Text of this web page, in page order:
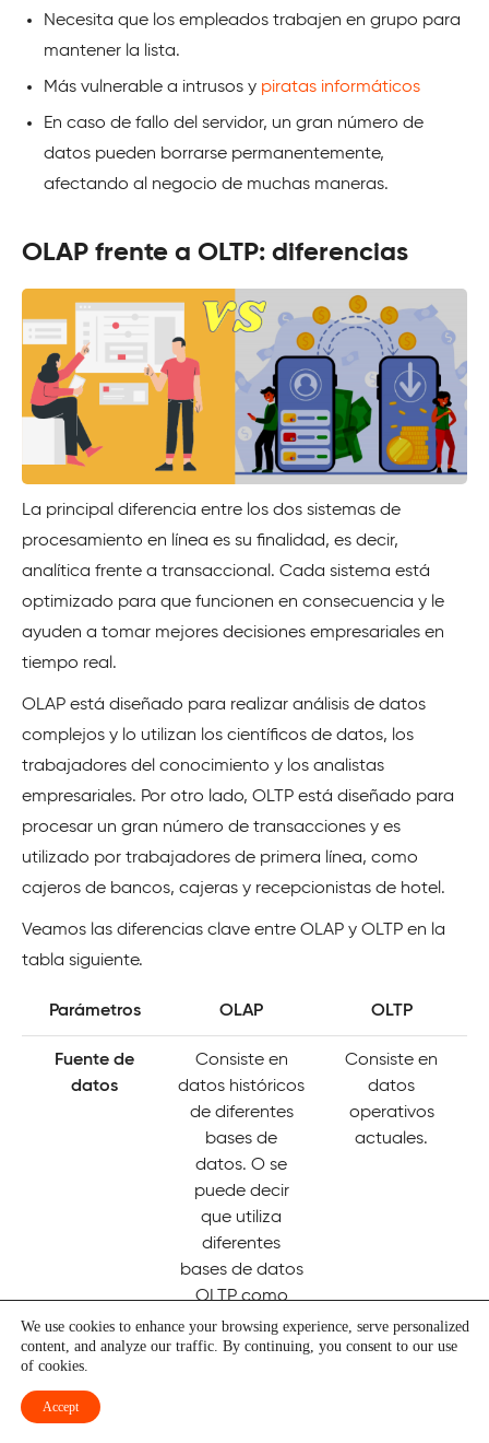
Necesita que los empleados trabajen en grupo para
mantener la lista.
Más vulnerable a intrusos y piratas informáticos
En caso de fallo del servidor, un gran número de
datos pueden borrarse permanentemente,
afectando al negocio de muchas maneras.
OLAP frente a OLTP: diferencias
La principal diferencia entre los dos sistemas de
procesamiento en línea es su finalidad, es decir,
analítica frente a transaccional. Cada sistema está
optimizado para que funcionen en consecuencia y le
ayuden a tomar mejores decisiones empresariales en
tiempo real.
OLAP está diseñado para realizar análisis de datos
complejos y lo utilizan los científicos de datos, los
trabajadores del conocimiento y los analistas
empresariales. Por otro lado, OLTP está diseñado para
procesar un gran número de transacciones y es
utilizado por trabajadores de primera línea, como
cajeros de bancos, cajeras y recepcionistas de hotel.
Veamos las diferencias clave entre OLAP y OLTP en la
tabla siguiente.
Parámetros OLAP OLTP
Fuente de
datos
Consiste en
datos históricos
de diferentes
bases de
datos. O se
puede decir
que utiliza
diferentes
bases de datos
OLTP como
fuentes de
datos.
Consiste en
datos
operativos
actuales.
Enfoque
We use cookies to enhance your browsing experience, serve personalized
content, and analyze our traffic. By continuing, you consent to our use
of cookies.
Accept